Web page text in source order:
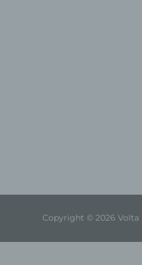
Copyright © 2026